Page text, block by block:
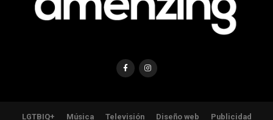
LGTBIQ+ Música Televisión Diseño web Publicidad